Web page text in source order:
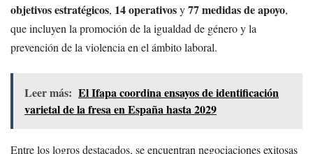
objetivos estratégicos, 14 operativosy77 medidas de apoyo,
que incluyen la promoción de la igualdad de género y la
prevención de la violencia en el ámbito laboral.
Leer más: El Ifapa coordina ensayos de identificación
varietal de la fresa en España hasta 2029
Entre los logros destacados, se encuentran negociaciones exitosas